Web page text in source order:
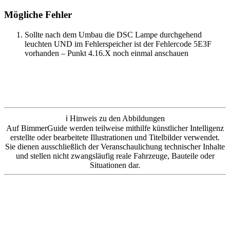
Mögliche Fehler
Sollte nach dem Umbau die DSC Lampe durchgehend
leuchten UND im Fehlerspeicher ist der Fehlercode 5E3F
vorhanden – Punkt 4.16.X noch einmal anschauen
ℹ️ Hinweis zu den Abbildungen
Auf BimmerGuide werden teilweise mithilfe künstlicher Intelligenz
erstellte oder bearbeitete Illustrationen und Titelbilder verwendet.
Sie dienen ausschließlich der Veranschaulichung technischer Inhalte
und stellen nicht zwangsläufig reale Fahrzeuge, Bauteile oder
Situationen dar.